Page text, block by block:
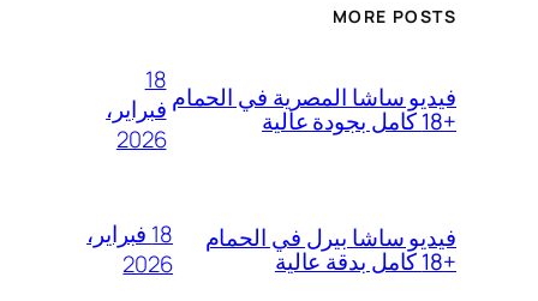
MORE POSTS
فيديو ساشا المصرية في الحمام
+18 كامل بجودة عالية
18
فبراير،
2026
فيديو ساشا بيرل في الحمام
+18 كامل بدقة عالية
18 فبراير،
2026